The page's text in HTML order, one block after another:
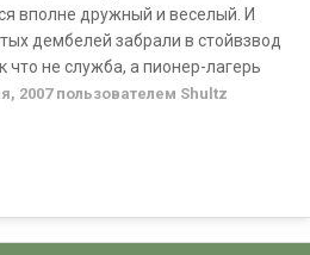
вполне дружный и веселый. И
дембелей забрали в стойвзвод
что не служба, а пионер-лагерь
2007пользователем Shultz